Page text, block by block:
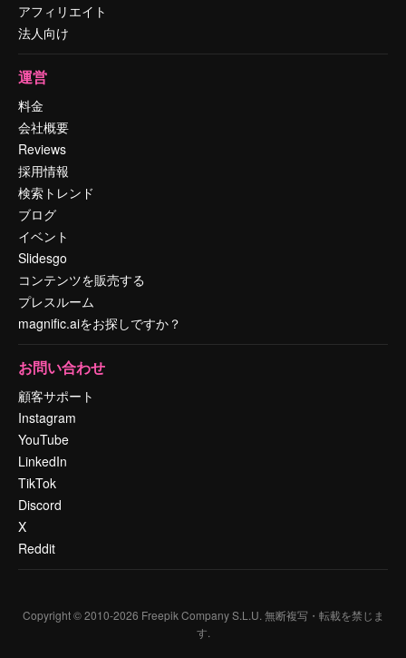
アフィリエイト
法人向け
運営
料金
会社概要
Reviews
採用情報
検索トレンド
ブログ
イベント
Slidesgo
コンテンツを販売する
プレスルーム
magnific.aiをお探しですか？
お問い合わせ
顧客サポート
Instagram
YouTube
LinkedIn
TikTok
Discord
X
Reddit
Copyright © 2010-2026 Freepik Company S.L.U. 無断複写・転載を禁じま
す.